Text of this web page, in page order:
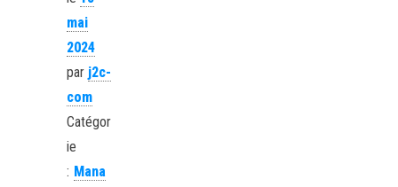
mai
2024
par j2c-
com
Catégor
ie
: Mana